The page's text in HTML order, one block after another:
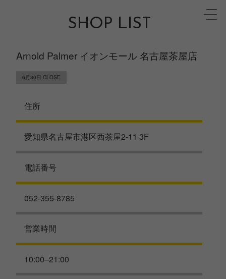
toggle
SHOP LIST
Arnold Palmer イオンモール 名古屋茶屋店
6月30日 CLOSE
住所
愛知県名古屋市港区西茶屋2-11 3F
電話番号
052-355-8785
営業時間
10:00–21:00